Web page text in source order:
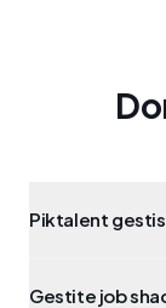
Piktalent
Gestite job